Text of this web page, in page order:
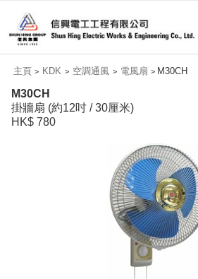
主頁 > KDK > 空調通風 > 電風扇 > M30CH
M30CH
掛牆扇 (約12吋 / 30厘米)
HK$ 780